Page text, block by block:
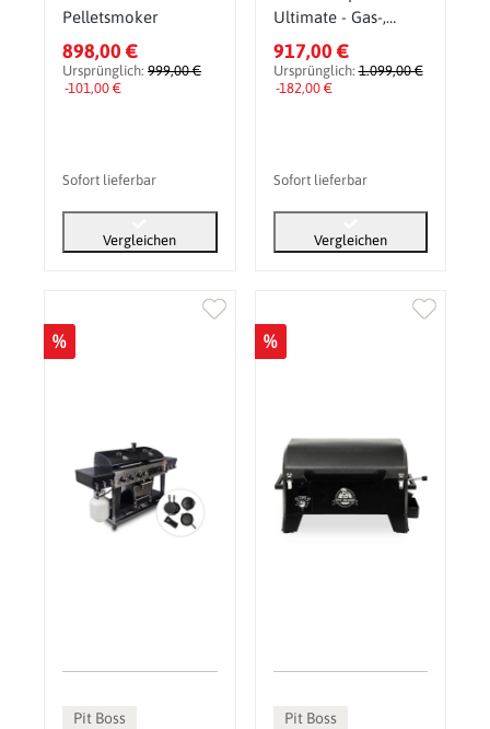
Pelletsmoker
898,00 €
Ursprünglich: 999,00 €
-101,00 €
Sofort lieferbar
Vergleichen
Ultimate - Gas-,
Holzkohlegrill &
(Elektro-) Smoker
917,00 €
Ursprünglich:1.099,00 €
-182,00 €
Sofort lieferbar
Vergleichen
%
Pit Boss
%
Pit Boss